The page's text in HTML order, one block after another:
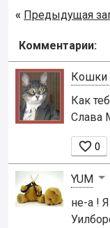
« Предыдущая
Комментарии:
Кошки
Как
Слава
 0
YUM
не-а !